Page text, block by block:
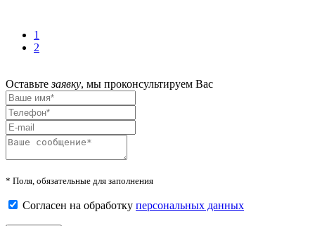
1
2
Оставьтезаявку, мы проконсультируем Вас
* Поля, обязательные для заполнения
Согласен на обработку персональных данных